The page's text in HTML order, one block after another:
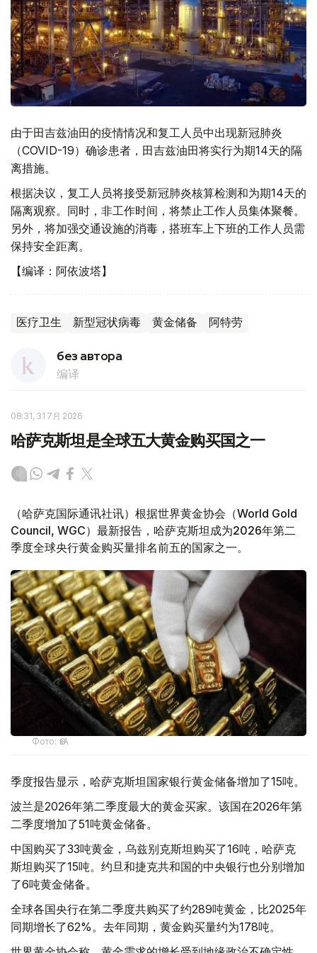
由于田吉兹油田的疫情情况和复工人员中出现新冠肺炎
（COVID-19）确诊患者，田吉兹油田将实行为期14天的隔
离措施。
根据决议，复工人员将接受新冠肺炎核算检测和为期14天的
隔离观察。同时，非工作时间，将禁止工作人员集体聚餐。
另外，将加强交通设施的消毒，搭班车上下班的工作人员需
保持安全距离。
【编译：阿依波塔】
医疗卫生 新型冠状病毒 黄金储备 阿特劳
без автора
编译
08:31, 31 7月 2026
哈萨克斯坦是全球五大黄金购买国之一
（哈萨克国际通讯社讯）根据世界黄金协会（World Gold
Council, WGC）最新报告，哈萨克斯坦成为2026年第二
季度全球央行黄金购买量排名前五的国家之一。
Фото: ӨзА
季度报告显示，哈萨克斯坦国家银行黄金储备增加了15吨。
波兰是2026年第二季度最大的黄金买家。该国在2026年第
二季度增加了51吨黄金储备。
中国购买了33吨黄金，乌兹别克斯坦购买了16吨，哈萨克
斯坦购买了15吨。约旦和捷克共和国的中央银行也分别增加
了6吨黄金储备。
全球各国央行在第二季度共购买了约289吨黄金，比2025年
同期增长了62%。去年同期，黄金购买量约为178吨。